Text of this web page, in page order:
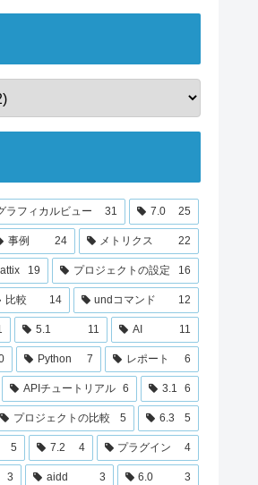
ラフィカルビュー 31 7.0 25
事例 24 メトリクス 22
19 プロジェクトの設定 16
比較 14 undコマンド 12
5.1 11 AI 11
Python 7 レポート 6
APIチュートリアル 6 3.1 6
プロジェクトの比較 5 6.3 5
5 7.2 4 プラグイン 4
3 aidd 3 6.0 3